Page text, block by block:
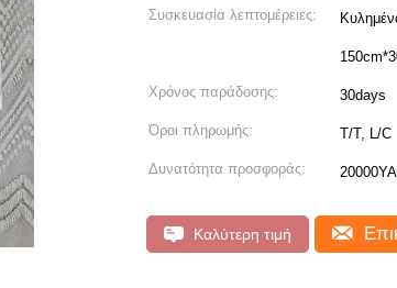
Συσκευασία λεπτομέρειες:
Χρόνος παράδοσης: 30days
Όροι πληρωμής: T/T, L/C
Δυνατότητα προσφοράς:
Καλύτερη τιμή